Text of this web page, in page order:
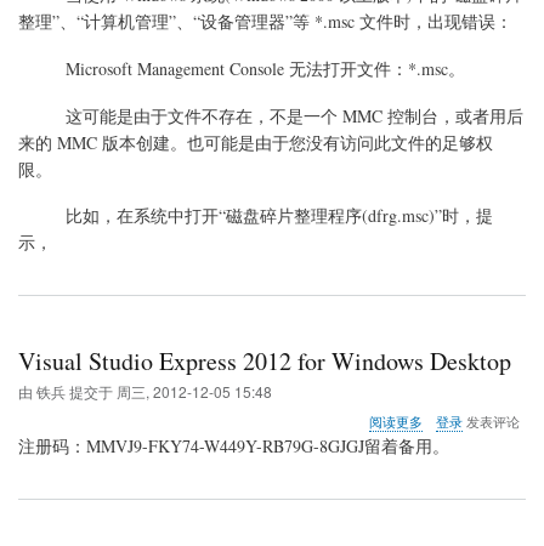
无
打
.msc
文
件
误
整理”、“计算机管理”、“设备管理器”等 *.msc 文件时，出现错误：
Microsoft Management Console 无法打开文件：*.msc。
这可能是由于文件不存在，不是一个 MMC 控制台，或者用后
来的 MMC 版本创建。也可能是由于您没有访问此文件的足够权
限。
比如，在系统中打开“磁盘碎片整理程序(dfrg.msc)”时，提
示，
Visual Studio Express 2012 for Windows Desktop
由 铁兵提交于 周三, 2012-12-05 15:48
阅读更多
于
Visual
Express
登录发表评论
注册码：MMVJ9-FKY74-W449Y-RB79G-8GJGJ留着备用。